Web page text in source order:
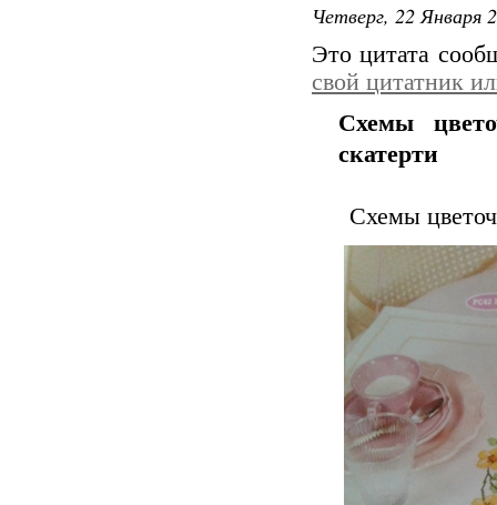
Четверг, 22 Января
Это цитата
свой цитатник
Схемы
скатерти
Схемы